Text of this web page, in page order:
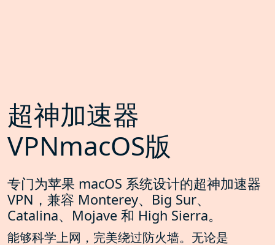
超神加速器
VPNmacOS版
专门为苹果 macOS 系统设计的超神加速器
VPN，兼容 Monterey、Big Sur、
Catalina、Mojave 和 High Sierra。
能够科学上网，完美绕过防火墙。无论是